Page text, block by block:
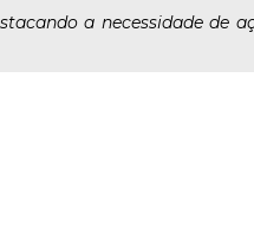
a necessidade de